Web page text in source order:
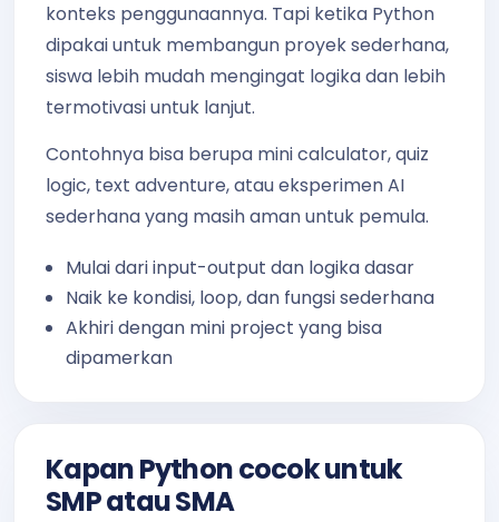
konteks penggunaannya. Tapi ketika Python
dipakai untuk membangun proyek sederhana,
siswa lebih mudah mengingat logika dan lebih
termotivasi untuk lanjut.
Contohnya bisa berupa mini calculator, quiz
logic, text adventure, atau eksperimen AI
sederhana yang masih aman untuk pemula.
Mulai dari input-output dan logika dasar
Naik ke kondisi, loop, dan fungsi sederhana
Akhiri dengan mini project yang bisa
dipamerkan
Kapan Python cocok untuk
SMP atau SMA